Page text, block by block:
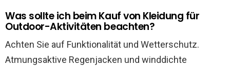
Was sollte ich beim Kauf von Kleidung für
Outdoor-Aktivitäten beachten?
Achten Sie auf Funktionalität und Wetterschutz.
Atmungsaktive Regenjacken und winddichte